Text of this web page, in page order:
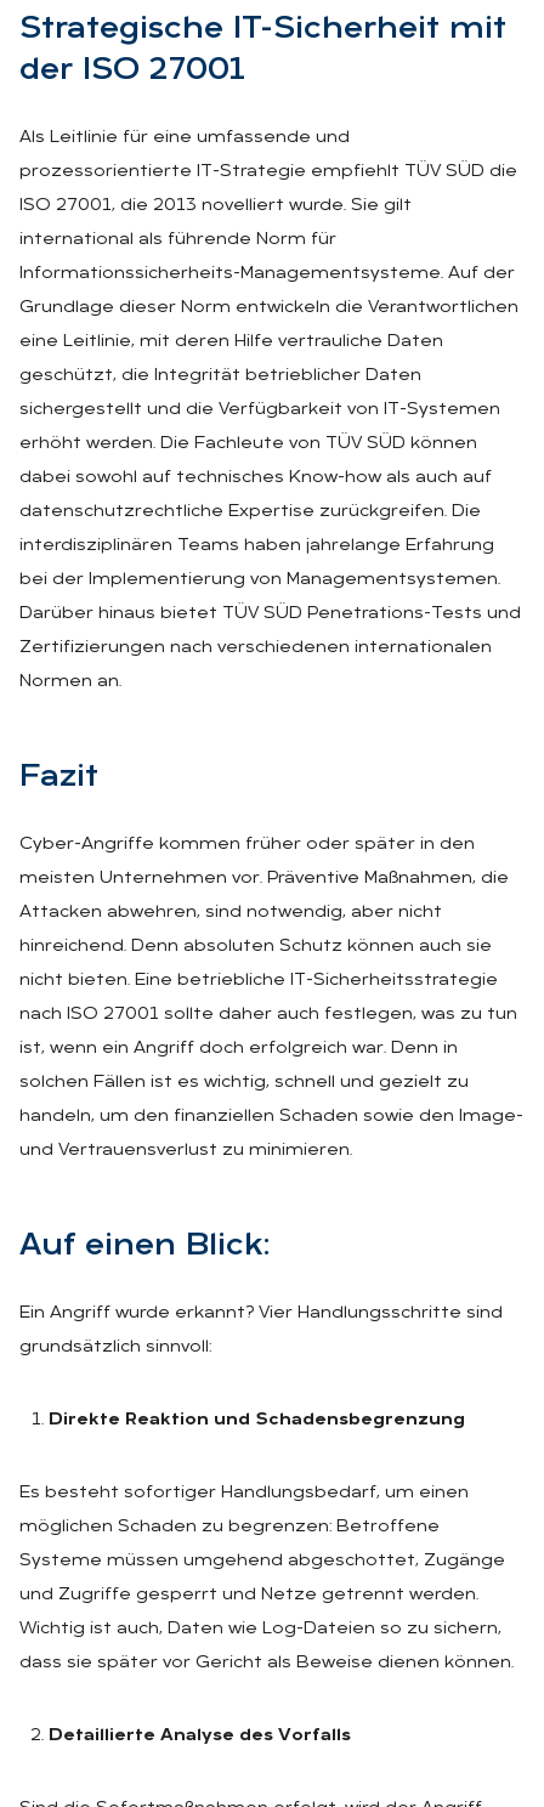
Stra­te­gi­sche IT-Si­cher­heit mit
der ISO 27001
Als Leitlinie für eine umfassende und
prozessorientierte IT-Strategie empfiehlt TÜV SÜD die
ISO 27001, die 2013 novelliert wurde. Sie gilt
international als führende Norm für
Informationssicherheits-Managementsysteme. Auf der
Grundlage dieser Norm entwickeln die Verantwortlichen
eine Leitlinie, mit deren Hilfe vertrauliche Daten
geschützt, die Integrität betrieblicher Daten
sichergestellt und die Verfügbarkeit von IT-Systemen
erhöht werden. Die Fachleute von TÜV SÜD können
dabei sowohl auf technisches Know-how als auch auf
datenschutzrechtliche Expertise zurückgreifen. Die
interdisziplinären Teams haben jahrelange Erfahrung
bei der Implementierung von Managementsystemen.
Darüber hinaus bietet TÜV SÜD Penetrations-Tests und
Zertifizierungen nach verschiedenen internationalen
Normen an.
Fa­zit
Cyber-Angriffe kommen früher oder später in den
meisten Unternehmen vor. Präventive Maßnahmen, die
Attacken abwehren, sind notwendig, aber nicht
hinreichend. Denn absoluten Schutz können auch sie
nicht bieten. Eine betriebliche IT-Sicherheitsstrategie
nach ISO 27001 sollte daher auch festlegen, was zu tun
ist, wenn ein Angriff doch erfolgreich war. Denn in
solchen Fällen ist es wichtig, schnell und gezielt zu
handeln, um den finanziellen Schaden sowie den Image-
und Vertrauensverlust zu minimieren.
Auf ei­nen Blick:
Ein Angriff wurde erkannt? Vier Handlungsschritte sind
grundsätzlich sinnvoll:
Direkte Reaktion und Schadensbegrenzung
Es besteht sofortiger Handlungsbedarf, um einen
möglichen Schaden zu begrenzen: Betroffene
Systeme müssen umgehend abgeschottet, Zugänge
und Zugriffe gesperrt und Netze getrennt werden.
Wichtig ist auch, Daten wie Log-Dateien so zu sichern,
dass sie später vor Gericht als Beweise dienen können.
Detaillierte Analyse des Vorfalls